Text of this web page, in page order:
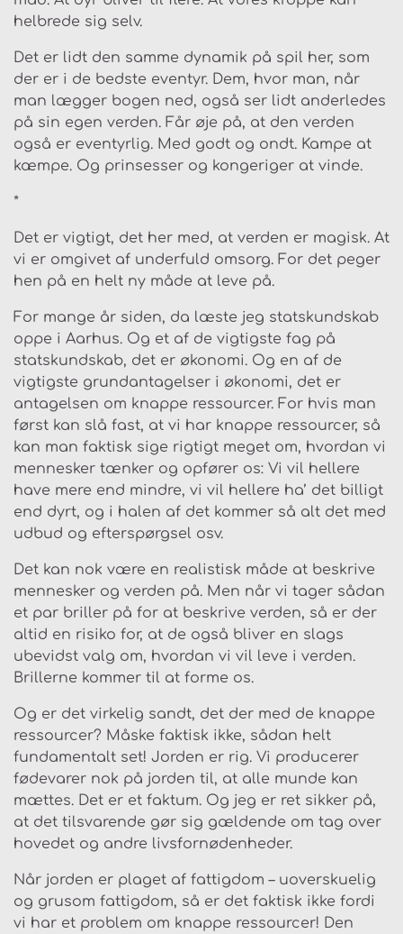
helbrede sig selv.
Det er lidt den samme dynamik på spil her, som
der er i de bedste eventyr. Dem, hvor man, når
man lægger bogen ned, også ser lidt anderledes
på sin egen verden. Får øje på, at den verden
også er eventyrlig. Med godt og ondt. Kampe at
kæmpe. Og prinsesser og kongeriger at vinde.
*
Det er vigtigt, det her med, at verden er magisk. At
vi er omgivet af underfuld omsorg. For det peger
hen på en helt ny måde at leve på.
For mange år siden, da læste jeg statskundskab
oppe i Aarhus. Og et af de vigtigste fag på
statskundskab, det er økonomi. Og en af de
vigtigste grundantagelser i økonomi, det er
antagelsen om knappe ressourcer. For hvis man
først kan slå fast, at vi har knappe ressourcer, så
kan man faktisk sige rigtigt meget om, hvordan vi
mennesker tænker og opfører os: Vi vil hellere
have mere end mindre, vi vil hellere ha’ det billigt
end dyrt, og i halen af det kommer så alt det med
udbud og efterspørgsel osv.
Det kan nok være en realistisk måde at beskrive
mennesker og verden på. Men når vi tager sådan
et par briller på for at beskrive verden, så er der
altid en risiko for, at de også bliver en slags
ubevidst valg om, hvordan vi vil leve i verden.
Brillerne kommer til at forme os.
Og er det virkelig sandt, det der med de knappe
ressourcer? Måske faktisk ikke, sådan helt
fundamentalt set! Jorden er rig. Vi producerer
fødevarer nok på jorden til, at alle munde kan
mættes. Det er et faktum. Og jeg er ret sikker på,
at det tilsvarende gør sig gældende om tag over
hovedet og andre livsfornødenheder.
Når jorden er plaget af fattigdom – uoverskuelig
og grusom fattigdom, så er det faktisk ikke fordi
vi har et problem om knappe ressourcer! Den